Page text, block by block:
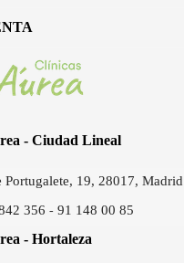
- Ciudad Lineal
Portugalete, 19, 28017, Madrid
356 -91 148 00 85
- Hortaleza